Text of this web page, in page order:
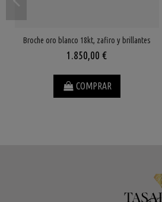
Broche oro blanco 18kt, zafiro y brillantes
1.850,00 €
COMPRAR